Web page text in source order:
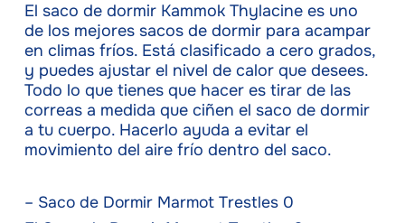
El saco de dormir Kammok Thylacine es uno
de los mejores sacos de dormir para acampar
en climas fríos. Está clasificado a cero grados,
y puedes ajustar el nivel de calor que desees.
Todo lo que tienes que hacer es tirar de las
correas a medida que ciñen el saco de dormir
a tu cuerpo. Hacerlo ayuda a evitar el
movimiento del aire frío dentro del saco.
– Saco de Dormir Marmot Trestles 0